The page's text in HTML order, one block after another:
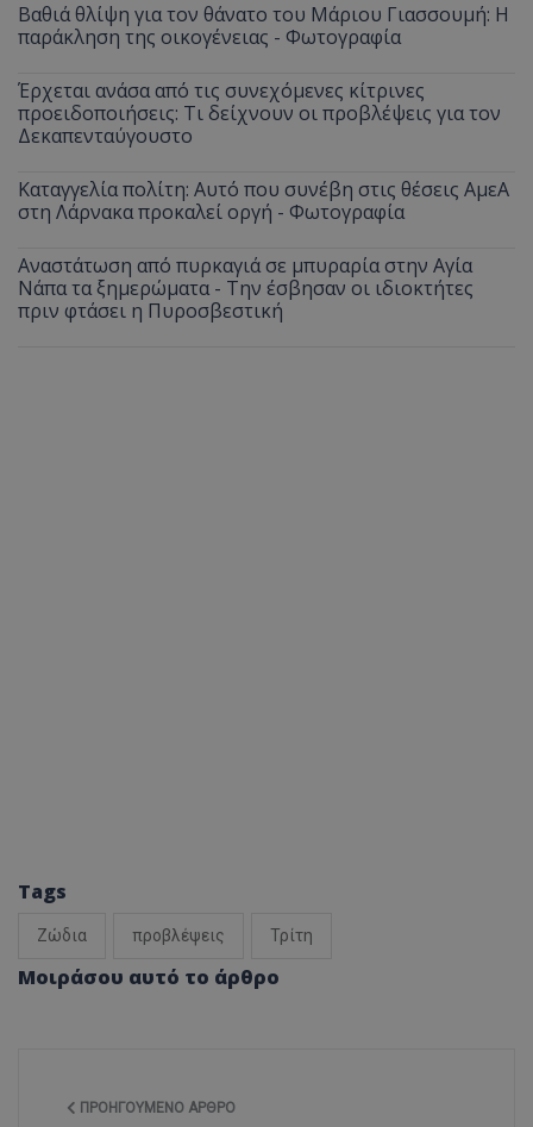
Βαθιά θλίψη για τον θάνατο του Μάριου Γιασσουμή: Η
παράκληση της οικογένειας - Φωτογραφία
Έρχεται ανάσα από τις συνεχόμενες κίτρινες
προειδοποιήσεις: Τι δείχνουν οι προβλέψεις για τον
Δεκαπενταύγουστο
Καταγγελία πολίτη: Αυτό που συνέβη στις θέσεις ΑμεΑ
στη Λάρνακα προκαλεί οργή - Φωτογραφία
Αναστάτωση από πυρκαγιά σε μπυραρία στην Αγία
Νάπα τα ξημερώματα - Την έσβησαν οι ιδιοκτήτες
πριν φτάσει η Πυροσβεστική
Tags
Ζώδια προβλέψεις Τρίτη
Μοιράσου αυτό το άρθρο
ΠΡΟΗΓΟΎΜΕΝΟ ΆΡΘΡΟ